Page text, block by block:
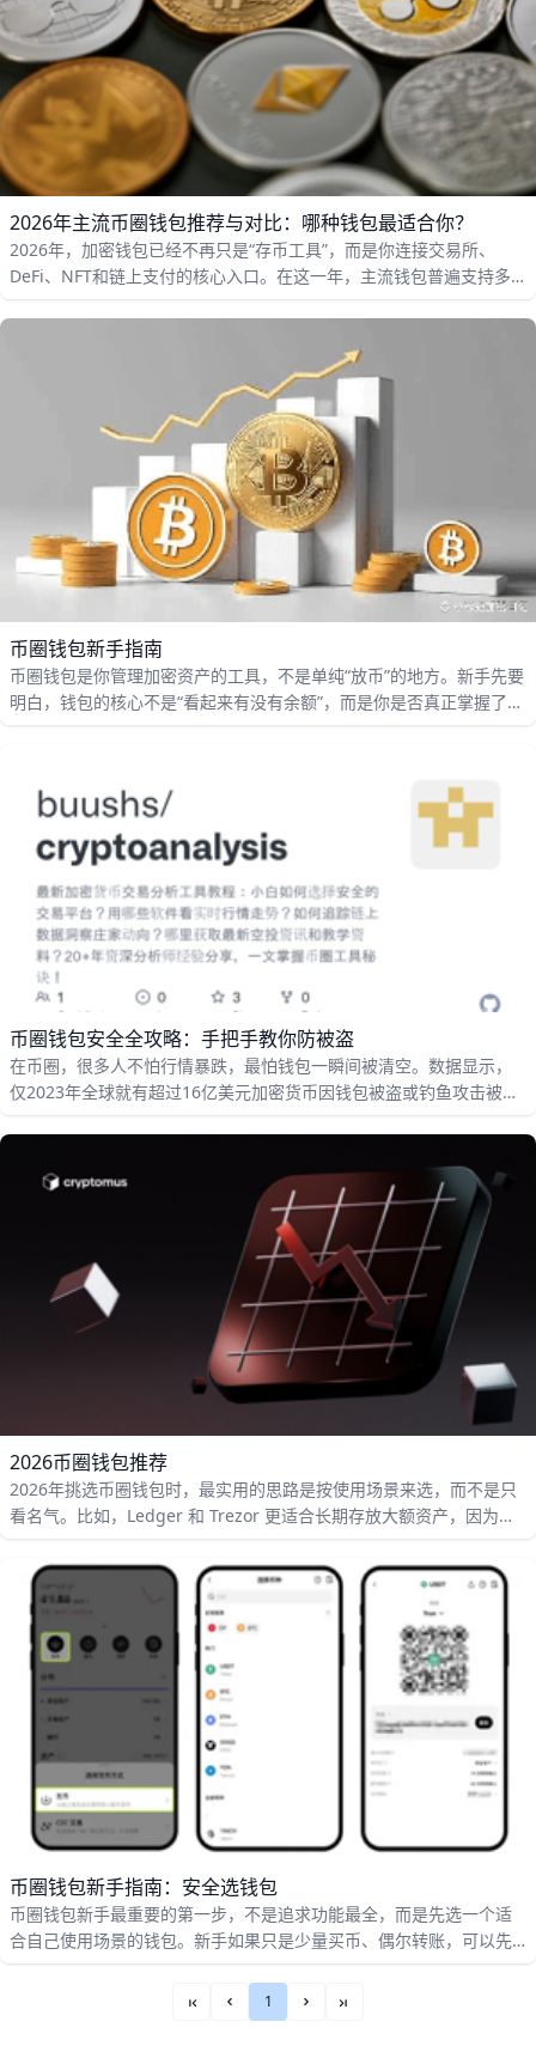
2026年主流币圈钱包推荐与对比：哪种钱包最适合你？
2026年，加密钱包已经不再只是“存币工具”，而是你连接交易所、
DeFi、NFT和链上支付的核心入口。在这一年，主流钱包普遍支持多
转账功能。对于普通用户来说，选对钱包，就像选对银行卡一样重
要，它直接决定了你的资产安全、操作效率和使用体验。
币圈钱包新手指南
币圈钱包是你管理加密资产的工具，不是单纯“放币”的地方。新手先要
明白，钱包的核心不是“看起来有没有余额”，而是你是否真正掌握了资
更适合放在更安全的钱包里。
币圈钱包安全全攻略：手把手教你防被盗
在币圈，很多人不怕行情暴跌，最怕钱包一瞬间被清空。数据显示，
仅2023年全球就有超过16亿美元加密货币因钱包被盗或钓鱼攻击被偷
包，核心就是保护好你的私钥、助记词和整个使用环境。本文会从“钱
包选择—安全设置—日常习惯—风险识别”四个部分，帮你系统梳理解
决方案，让你的钱包更安全、更放心。
2026币圈钱包推荐
2026年挑选币圈钱包时，最实用的思路是按使用场景来选，而不是只
看名气。比如，Ledger 和 Trezor 更适合长期存放大额资产，因为它
Wallet 这类热钱包更适合日常转账、连接 DApp 和参与 DeFi；如果你
常用 Solana 生态，Phantom 会更顺手，而中文用户做多链管理时，
imToken 也很常见，整体操作更直观。
币圈钱包新手指南：安全选钱包
币圈钱包新手最重要的第一步，不是追求功能最全，而是先选一个适
合自己使用场景的钱包。新手如果只是少量买币、偶尔转账，可以先
几年，那么更适合考虑硬件钱包或冷钱包，因为它们更强调离线安
«« « 1 » »»